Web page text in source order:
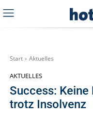
Start Aktuelles
AKTUELLES
Success:
trotz Insolvenz